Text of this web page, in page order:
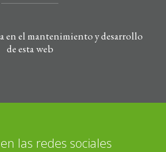
en el mantenimiento y desarrollo
de esta web
las redes sociales